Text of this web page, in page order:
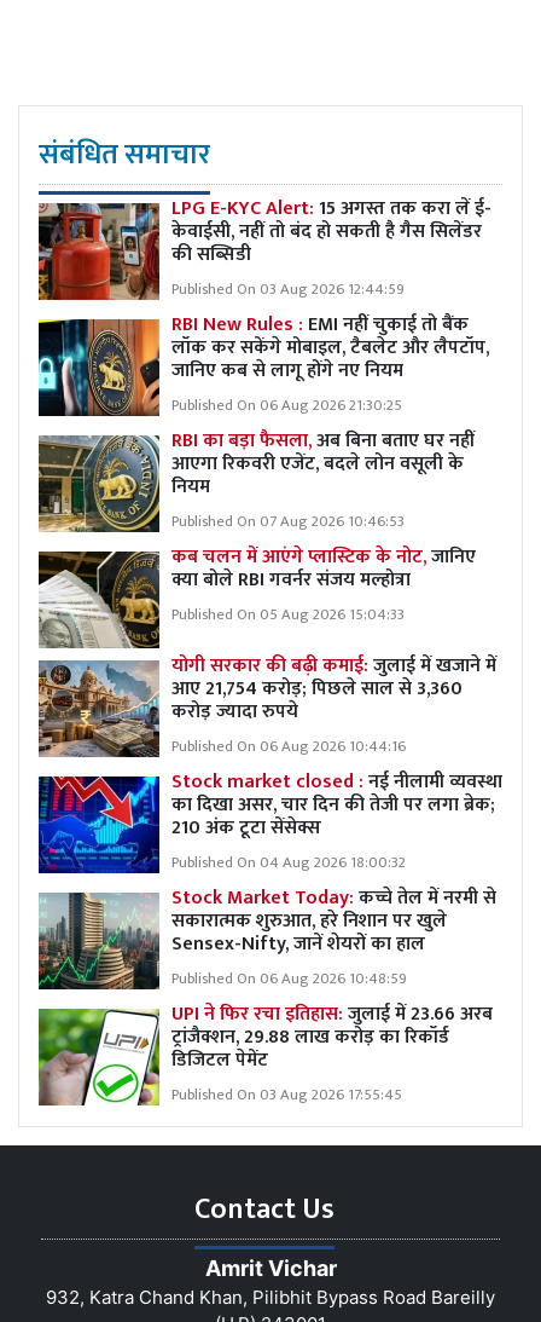
संबंधित समाचार
LPG E-KYC Alert:15 अगस्त तक करा लें ई-
केवाईसी, नहीं तो बंद हो सकती है गैस सिलेंडर
की सब्सिडी
Published On 03 Aug 2026 12:44:59
RBI New Rules : EMI नहीं चुकाई तो बैंक
लॉक कर सकेंगे मोबाइल, टैबलेट और लैपटॉप,
जानिए कब से लागू होंगे नए नियम
Published On 06 Aug 2026 21:30:25
RBI का बड़ा फैसला,अब बिना बताए घर नहीं
आएगा रिकवरी एजेंट, बदले लोन वसूली के
नियम
Published On 07 Aug 2026 10:46:53
कब चलन में आएंगे प्लास्टिक के नोट,जानिए
क्या बोले RBI गवर्नर संजय मल्होत्रा
Published On 05 Aug 2026 15:04:33
योगी सरकार की बढ़ी कमाई:जुलाई में खजाने में
आए 21,754 करोड़; पिछले साल से 3,360
करोड़ ज्यादा रुपये
Published On 06 Aug 2026 10:44:16
Stock market closed :नई नीलामी व्यवस्था
का दिखा असर, चार दिन की तेजी पर लगा ब्रेक;
210 अंक टूटा सेंसेक्स
Published On 04 Aug 2026 18:00:32
Stock Market Today:कच्चे तेल में नरमी से
सकारात्मक शुरुआत, हरे निशान पर खुले
Sensex-Nifty, जानें शेयरों का हाल
Published On 06 Aug 2026 10:48:59
UPI ने फिर रचा इतिहास:जुलाई में 23.66 अरब
ट्रांजैक्शन, 29.88 लाख करोड़ का रिकॉर्ड
डिजिटल पेमेंट
Published On 03 Aug 2026 17:55:45
Contact Us
Amrit Vichar
932, Katra Chand Khan, Pilibhit Bypass Road Bareilly